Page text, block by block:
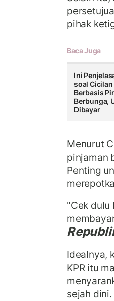
pihak
Baca Juga
Ini
soal Cicilan
Berbasis
Berbunga,
Dibayar
Menurut
pinjaman
Penting
"Cek dulu
Idealnya,
KPR itu
sejah dini.